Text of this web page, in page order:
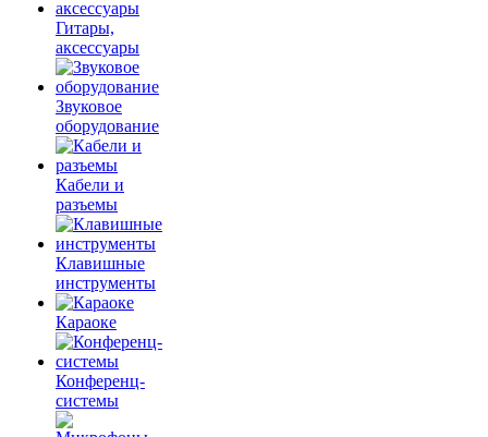
Гитары,
аксессуары
Звуковое
оборудование
Кабели и
разъемы
Клавишные
инструменты
Караоке
Конференц-
системы